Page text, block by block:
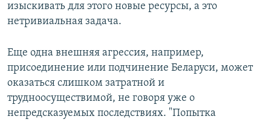
изыскивать для этого новые ресурсы, а это
нетривиальная задача.
Еще одна внешняя агрессия, например,
присоединение или подчинение Беларуси, может
оказаться слишком затратной и
трудноосуществимой, не говоря уже о
непредсказуемых последствиях. "Попытка